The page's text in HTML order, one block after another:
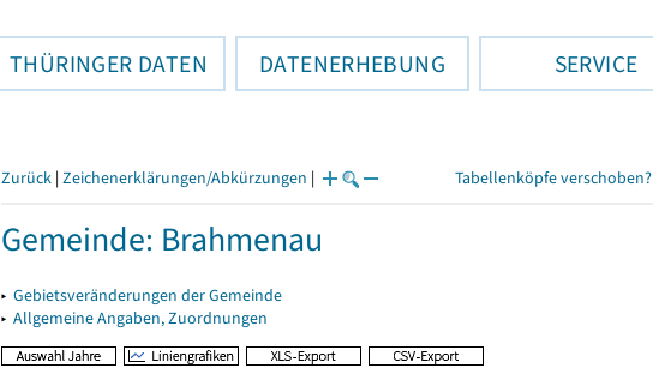
THÜRINGER DATEN DATENERHEBUNG SERVICE
Zurück | Zeichenerklärungen/Abkürzungen | Tabellenköpfe verschoben?
Gemeinde: Brahmenau
▸ Gebietsveränderungen der Gemeinde
▸ Allgemeine Angaben, Zuordnungen